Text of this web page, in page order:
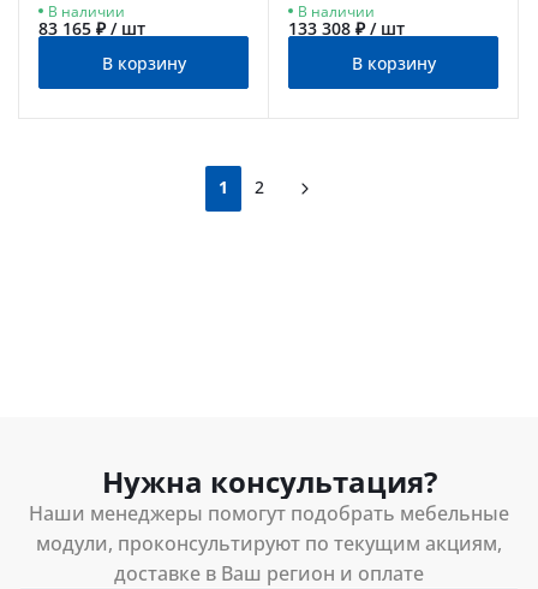
В наличии
83 165 ₽ / шт
В корзину
В наличии
133 308 ₽ / шт
В корзину
1 2
Нужна консультация?
Наши менеджеры помогут подобрать мебельные
модули, проконсультируют по текущим акциям,
доставке в Ваш регион и оплате